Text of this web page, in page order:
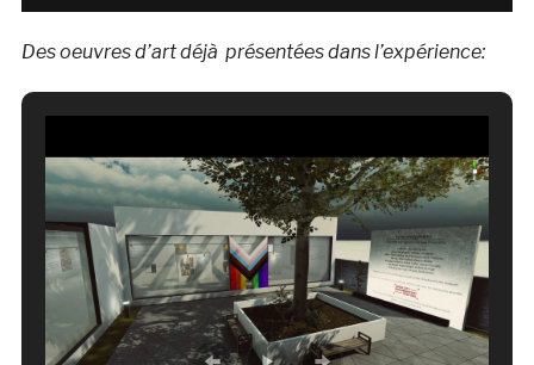
Des oeuvres d’art déjà présentées dans l’expérience: